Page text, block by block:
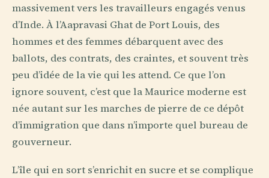
massivement vers les travailleurs engagés venus
d’Inde. À l’Aapravasi Ghat de Port Louis, des
hommes et des femmes débarquent avec des
ballots, des contrats, des craintes, et souvent très
peu d’idée de la vie qui les attend. Ce que l’on
ignore souvent, c’est que la Maurice moderne est
née autant sur les marches de pierre de ce dépôt
d’immigration que dans n’importe quel bureau de
gouverneur.
L’île qui en sort s’enrichit en sucre et se complique